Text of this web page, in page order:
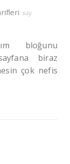
bloğunu
biraz
çok nefis